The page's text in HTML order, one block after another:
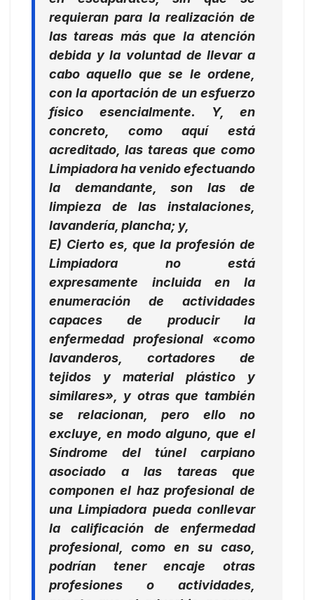
requieran para la realización de
las tareas más que la atención
debida y la voluntad de llevar a
cabo aquello que se le ordene,
con la aportación de un esfuerzo
físico esencialmente. Y, en
concreto, como aquí está
acreditado, las tareas que como
Limpiadora ha venido efectuando
la demandante, son las de
limpieza de las instalaciones,
lavandería, plancha; y,
E) Cierto es, que la profesión de
Limpiadora no está
expresamente incluida en la
enumeración de actividades
capaces de producir la
enfermedad profesional «como
lavanderos, cortadores de
tejidos y material plástico y
similares», y otras que también
se relacionan, pero ello no
excluye, en modo alguno, que el
Síndrome del túnel carpiano
asociado a las tareas que
componen el haz profesional de
una Limpiadora pueda conllevar
la calificación de enfermedad
profesional, como en su caso,
podrían tener encaje otras
profesiones o actividades,